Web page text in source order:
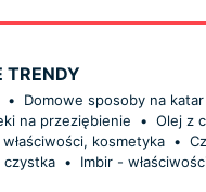
TRENDY
• Domowe sposoby na katar
na przeziębienie • Olej z
kosmetyka •
czystka •
Imbir -